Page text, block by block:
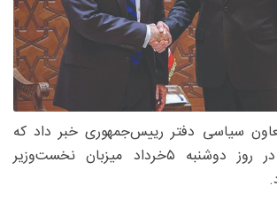
سیاسی دفتر رییس‌جمهوری خبر داد که
مسعود پزشکیان در روز دوشنبه ۵خرداد میزبان نخست‌وزیر